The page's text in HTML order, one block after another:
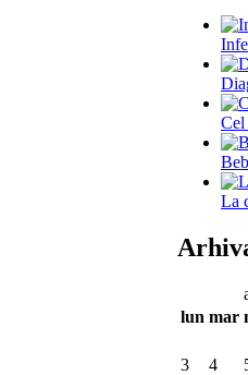
Cel
La
lun mar
3
4